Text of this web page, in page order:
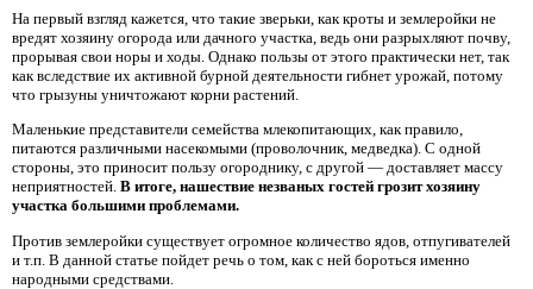
На первый взгляд кажется, что такие зверьки, как кроты и землеройки не
вредят хозяину огорода или дачного участка, ведь они разрыхляют почву,
прорывая свои норы и ходы. Однако пользы от этого практически нет, так
как вследствие их активной бурной деятельности гибнет урожай, потому
что грызуны уничтожают корни растений.
Маленькие представители семейства млекопитающих, как правило,
питаются различными насекомыми (проволочник, медведка). С одной
стороны, это приносит пользу огороднику, с другой — доставляет массу
неприятностей. В итоге, нашествие незваных гостей грозит хозяину
участка большими проблемами.
Против землеройки существует огромное количество ядов, отпугивателей
и т.п. В данной статье пойдет речь о том, как с ней бороться именно
народными средствами.